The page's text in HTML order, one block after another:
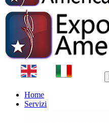
Home
Servizi